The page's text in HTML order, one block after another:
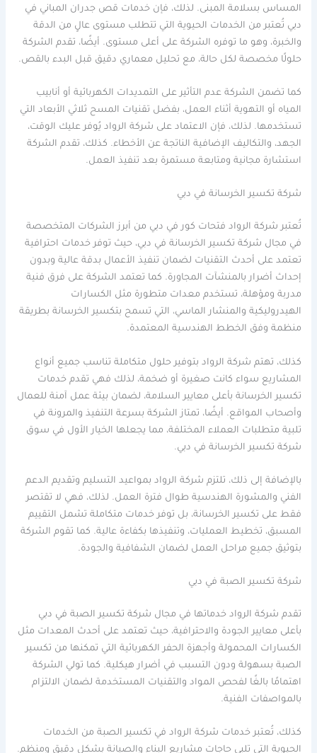
المساس بسلامة المبنى. لذلك، فإن خدمات قص جدران المباني في
دبي تُعتبر من الخدمات الحيوية التي تتطلب مستوى عالٍ من الدقة
والخبرة، وهو ما توفره الشركة على أعلى مستوى. أيضًا، تقدم الشركة
حلولًا مخصصة لكل حالة، مع تحليل معماري دقيق قبل البدء بالقص.
كما تضمن الشركة عدم التأثير على التمديدات الكهربائية أو أنابيب
المياه أو التهوية أثناء العمل، بفضل تقنيات المسح ثلاثي الأبعاد التي
تستخدمها. لذلك، فإن الاعتماد على شركة الرواد يُوفر عليك الوقت،
الجهد، والتكاليف الإضافية الناتجة عن الأخطاء. كذلك، تقدم الشركة
استشارة مجانية ومتابعة مستمرة بعد تنفيذ العمل.
شركة تكسير الخرسانة في دبي
تُعتبر شركة الرواد فتحات كور في دبي من أبرز الشركات المتخصصة
في مجال شركة تكسير الخرسانة في دبي، حيث توفر خدمات احترافية
تعتمد على أحدث التقنيات لضمان تنفيذ الأعمال بدقة عالية وبدون
إحداث أضرار بالمنشآت المجاورة. كما تعتمد الشركة على فرق فنية
مدربة ومؤهلة، تستخدم معدات متطورة مثل الكسارات
الهيدروليكية والمنشار الماسي، التي تسمح بتكسير الخرسانة بطريقة
منظمة وفق الخطط الهندسية المعتمدة.
كذلك، تهتم شركة الرواد بتوفير حلول متكاملة تناسب جميع أنواع
المشاريع سواء كانت صغيرة أو ضخمة، لذلك فهي تقدم خدمات
تكسير الخرسانة بأعلى معايير السلامة، لضمان بيئة عمل آمنة للعمال
وأصحاب المواقع. أيضًا، تمتاز الشركة بسرعة التنفيذ والمرونة في
تلبية متطلبات العملاء المختلفة، مما يجعلها الخيار الأول في سوق
شركة تكسير الخرسانة في دبي.
بالإضافة إلى ذلك، تلتزم شركة الرواد بمواعيد التسليم وتقديم الدعم
الفني والمشورة الهندسية طوال فترة العمل. لذلك، فهي لا تقتصر
فقط على تكسير الخرسانة، بل توفر خدمات متكاملة تشمل التقييم
المسبق، تخطيط العمليات، وتنفيذها بكفاءة عالية. كما تقوم الشركة
بتوثيق جميع مراحل العمل لضمان الشفافية والجودة.
شركة تكسير الصبة في دبي
تقدم شركة الرواد خدماتها في مجال شركة تكسير الصبة في دبي
بأعلى معايير الجودة والاحترافية، حيث تعتمد على أحدث المعدات مثل
الكسارات المحمولة وأجهزة الحفر الكهربائية التي تمكنها من تكسير
الصبة بسهولة ودون التسبب في أضرار هيكلية. كما تولي الشركة
اهتمامًا بالغًا لفحص المواد والتقنيات المستخدمة لضمان الالتزام
بالمواصفات الفنية.
كذلك، تُعتبر خدمات شركة الرواد في تكسير الصبة من الخدمات
الحيوية التي تلبي حاجات مشاريع البناء والصيانة بشكل دقيق ومنظم.